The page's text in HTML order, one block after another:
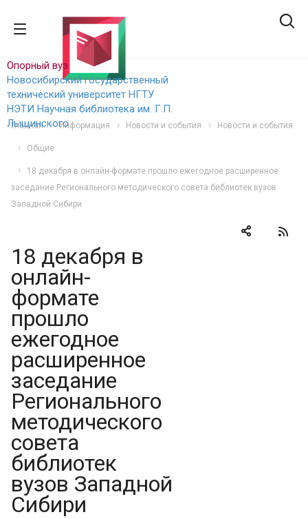
Опорный вуз
Новосибирский государственный
технический университет НГТУ
НЭТИ Научная библиотека им. Г.П.
Лыщинского
Главная Информация Новости и события Новости и события
Общие
18 декабря в онлайн-формате прошло ежегодное расширенное
заседание Регионального методического совета библиотек вузов
Западной Сибири
18 декабря в
онлайн-
формате
прошло
ежегодное
расширенное
заседание
Регионального
методического
совета
библиотек
вузов Западной
Сибири